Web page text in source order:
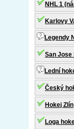
NHL 1
Karlovy
Legendy
San Jose
Lední
Český
Hokej Zlín
Loga